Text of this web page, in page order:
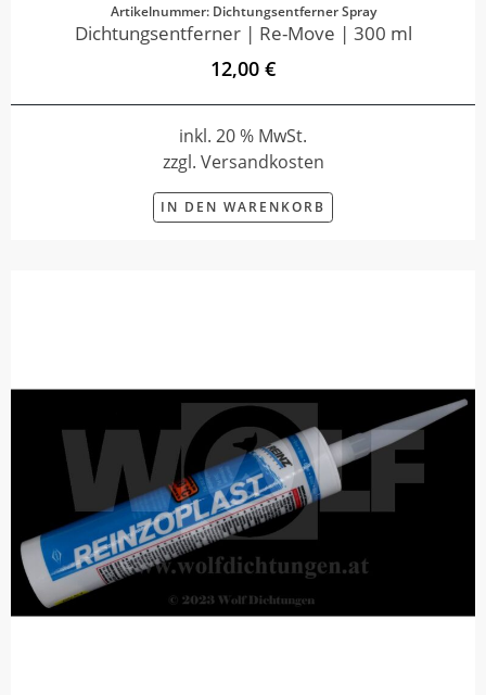
Artikelnummer: Dichtungsentferner Spray
Dichtungsentferner | Re-Move | 300 ml
12,00 €
inkl. 20 % MwSt.
zzgl. Versandkosten
IN DEN WARENKORB